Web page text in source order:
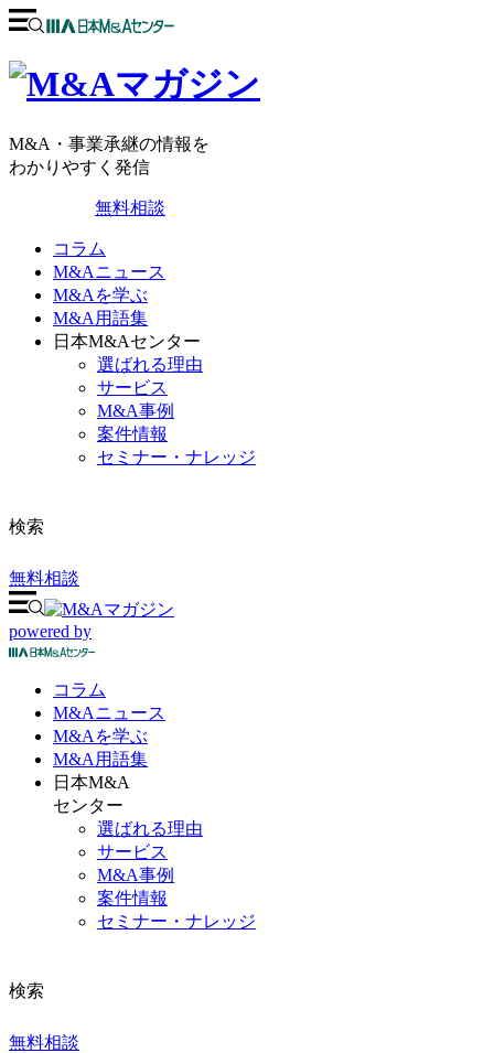
M&A・事業承継の情報を
わかりやすく発信
無料相談
コラム
M&Aニュース
M&Aを学ぶ
M&A用語集
日本M&Aセンター
選ばれる理由
サービス
M&A事例
案件情報
セミナー・ナレッジ
検索
無料相談
powered by
コラム
M&Aニュース
M&Aを学ぶ
M&A 用語集
日本M&A
センター
選ばれる理由
サービス
M&A事例
案件情報
セミナー・ナレッジ
検索
無料相談